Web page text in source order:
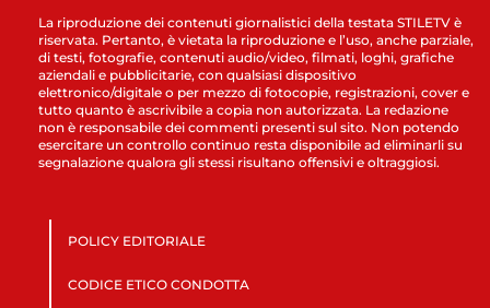
La riproduzione dei contenuti giornalistici della testata STILETV è
riservata. Pertanto, è vietata la riproduzione e l’uso, anche parziale,
di testi, fotografie, contenuti audio/video, filmati, loghi, grafiche
aziendali e pubblicitarie, con qualsiasi dispositivo
elettronico/digitale o per mezzo di fotocopie, registrazioni, cover e
tutto quanto è ascrivibile a copia non autorizzata. La redazione
non è responsabile dei commenti presenti sul sito. Non potendo
esercitare un controllo continuo resta disponibile ad eliminarli su
segnalazione qualora gli stessi risultano offensivi e oltraggiosi.
POLICY EDITORIALE
CODICE ETICO CONDOTTA